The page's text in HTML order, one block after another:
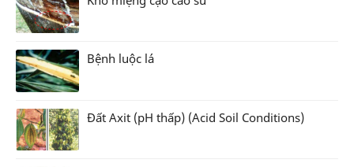
Bệnh luộc lá
Đất Axit (pH thấp) (Acid Soil Conditions)